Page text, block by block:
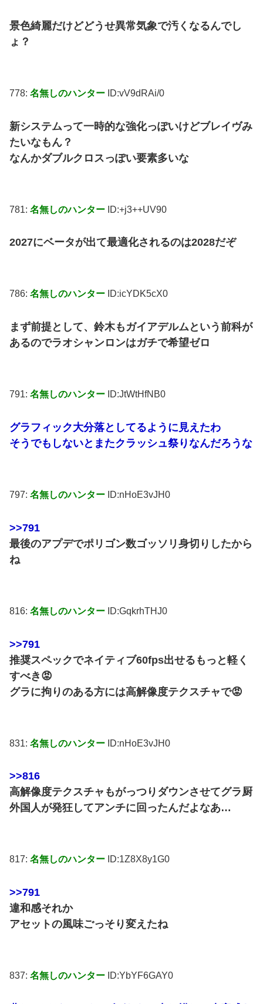
景色綺麗だけどどうせ異常気象で汚くなるんでし
ょ？
778: 名無しのハンター ID:vV9dRAi/0
新システムって一時的な強化っぽいけどブレイヴみ
たいなもん？
なんかダブルクロスっぽい要素多いな
781: 名無しのハンター ID:+j3++UV90
2027にベータが出て最適化されるのは2028だぞ
786: 名無しのハンター ID:icYDK5cX0
まず前提として、鈴木もガイアデルムという前科が
あるのでラオシャンロンはガチで希望ゼロ
791: 名無しのハンター ID:JtWtHfNB0
グラフィック大分落としてるように見えたわ
そうでもしないとまたクラッシュ祭りなんだろうな
797: 名無しのハンター ID:nHoE3vJH0
>>791
最後のアプデでポリゴン数ゴッソリ身切りしたから
ね
816: 名無しのハンター ID:GqkrhTHJ0
>>791
推奨スペックでネイティブ60fps出せるもっと軽く
すべき😡
グラに拘りのある方には高解像度テクスチャで😡
831: 名無しのハンター ID:nHoE3vJH0
>>816
高解像度テクスチャもがっつりダウンさせてグラ厨
外国人が発狂してアンチに回ったんだよなあ…
817: 名無しのハンター ID:1Z8X8y1G0
>>791
違和感それか
アセットの風味ごっそり変えたね
837: 名無しのハンター ID:YbYF6GAY0